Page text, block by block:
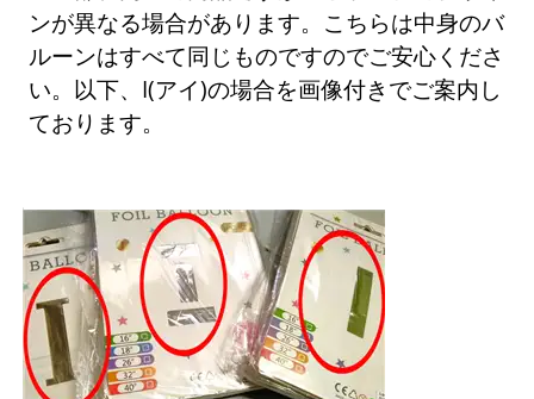
ンが異なる場合があります。こちらは中身のバ
ルーンはすべて同じものですのでご安心くださ
い。以下、I(アイ)の場合を画像付きでご案内し
ております。